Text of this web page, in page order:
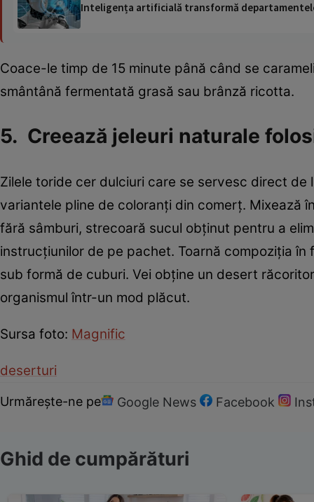
Inteligența artificială transformă
Coace-le timp de 15 minute până când se
smântână fermentată grasă sau brânză ricotta.
5. Creează jeleuri naturale
Zilele toride cer dulciuri care se servesc direct
variantele pline de coloranți din comerț. Mixează
fără sâmburi, strecoară sucul obținut pentru a
instrucțiunilor de pe pachet. Toarnă compoziția
sub formă de cuburi. Vei obține un desert
organismul într-un mod plăcut.
Sursa foto: Magnific
deserturi
Urmărește-ne pe Google News Facebook
Ghid de cumpărături